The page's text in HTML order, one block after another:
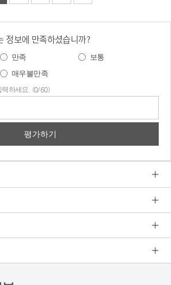
정보에 만족하셨습니까?
만족
보통
매우불만족
력하세요. (0/60)